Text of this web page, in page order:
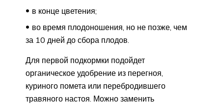
в конце цветения;
во время плодоношения, но не позже, чем
за 10 дней до сбора плодов.
Для первой подкормки подойдет
органическое удобрение из перегноя,
куриного помета или перебродившего
травяного настоя. Можно заменить